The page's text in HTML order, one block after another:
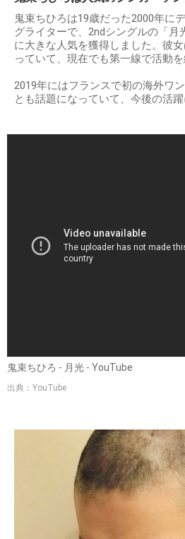
鬼束ちひろは19歳だった2000年に
グライターで、2ndシングルの「月
に大きな人気を獲得しました。彼
っていて、現在でも第一線で活動を
2019年にはフランスで初の海外ワ
とも話題になっていて、今後の活躍
鬼束ちひろ - 月光 - YouTube
出典：YouTube